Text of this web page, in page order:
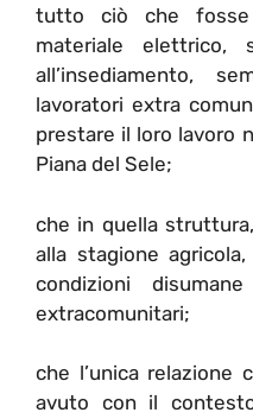
tutto ciò che fosse
materiale elettrico,
all’insediamento,
lavoratori extra
prestare il loro lavoro
Piana del Sele;
che in quella
alla stagione
condizioni
extracomunitari;
che l’unica relazione
avuto con il